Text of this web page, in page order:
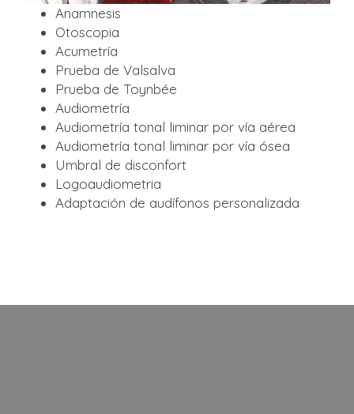
Anamnesis
Otoscopia
Acumetría
Prueba de Valsalva
Prueba de Toynbée
Audiometría
Audiometría tonal liminar por vía aérea
Audiometría tonal liminar por vía ósea
Umbral de disconfort
Logoaudiometria
Adaptación de audífonos personalizada